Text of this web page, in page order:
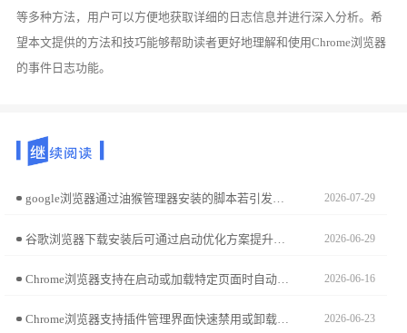
等多种方法，用户可以方便地获取详细的日志信息并进行深入分析。希
望本文提供的方法和技巧能够帮助读者更好地理解和使用Chrome浏览器
的事件日志功能。
google浏览器通过油猴管理器安装的脚本若引发冲突，需深度清理。在google浏览器扩展管理界面直接卸载油猴插件，即可将网页环境完全还原为原始状态。 2026-07-29
谷歌浏览器下载安装后可通过启动优化方案提升浏览器启动速度，用户可改善性能和响应时间，实现更流畅的浏览体验和高效操作。 2026-06-29
Chrome浏览器支持在启动或加载特定页面时自动将焦点定位于关键输入域。通过配置聚焦策略，用户可直接进入交互状态，无需手动切换光标，提升办公流程顺畅度。 2026-06-16
Chrome浏览器支持插件管理界面快速禁用或卸载无用插件，定期清理扩展有助于提升浏览速度和保障安全，避免插件堆积带来的问题。 2026-06-23